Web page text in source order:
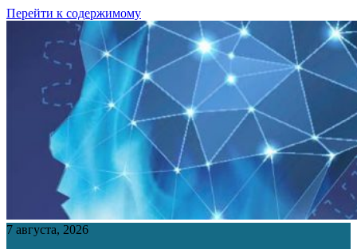
Перейти к содержимому
7 августа, 2026